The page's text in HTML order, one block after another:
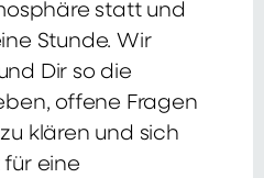
statt und
Stunde. Wir
Dir so die
offene Fragen
klären und sich
eine